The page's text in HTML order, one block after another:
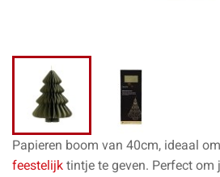
Papieren boom van 40cm, ideaal
feestelijk tintje te geven. Perfect